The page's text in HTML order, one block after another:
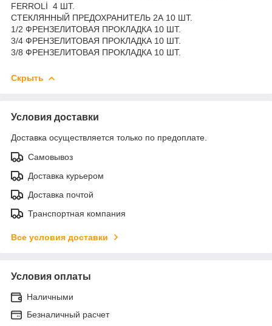
FERROLİ 4 ШТ.
СТЕКЛЯННЫЙ ПРЕДОХРАНИТЕЛЬ 2А 10 ШТ.
1/2 ФРЕНЗЕЛИТОВАЯ ПРОКЛАДКА 10 ШТ.
3/4 ФРЕНЗЕЛИТОВАЯ ПРОКЛАДКА 10 ШТ.
3/8 ФРЕНЗЕЛИТОВАЯ ПРОКЛАДКА 10 ШТ.
Скрыть
Условия доставки
Доставка осуществляется только по предоплате.
Самовывоз
Доставка курьером
Доставка почтой
Транспортная компания
Все условия доставки
Условия оплаты
Наличными
Безналичный расчет